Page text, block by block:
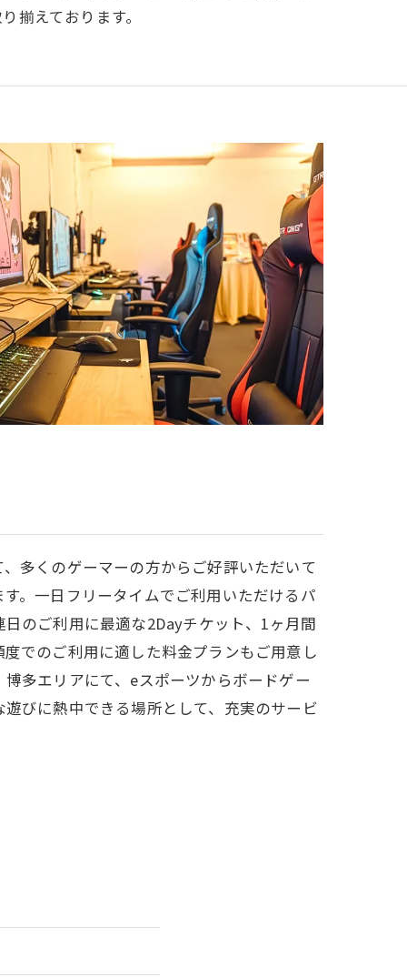
揃えております。
多くのゲーマーの方からご好評いただいて
。一日フリータイムでご利用いただけるパ
のご利用に最適な2Dayチケット、1ヶ月間
でのご利用に適した料金プランもご用意し
多エリアにて、eスポーツからボードゲー
びに熱中できる場所として、充実のサービ